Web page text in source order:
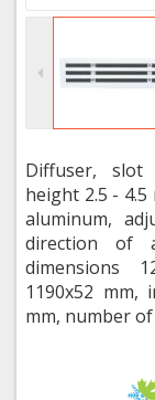
Diffuser, slot
height 2.5 -
aluminum,
direction of
dimensions
1190x52 mm,
mm, number